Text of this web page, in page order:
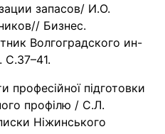
запасов/ И.О.
Бизнес.
Волгоградского ин-
професійної підготовки
профілю / С.Л.
Ніжинського